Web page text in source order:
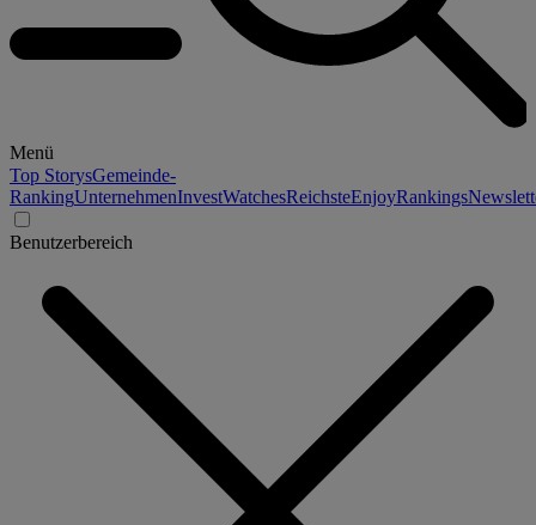
Menü
Top StorysGemeinde-
RankingUnternehmenInvestWatchesReichsteEnjoyRankings
Benutzerbereich